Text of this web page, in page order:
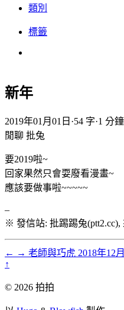
類別
標籤
新年
2019年01月01日 ·54 字·1 分鐘
閒聊 批兔
要2019啦~
回家果然只會耍廢看漫畫~
應該要做事啦~~~~~
–
※ 發信站: 批踢踢兔(ptt2.cc),
← → 老師與巧虎 2018年12
↑
© 2026 拍拍